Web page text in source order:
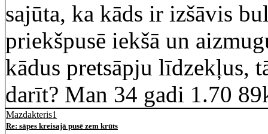
sajūta, ka kāds ir izšāvis
priekšpusē iekšā un
kādus pretsāpju līdzekļus,
darīt? Man 34 gadi 1.70
Mazdakteris1
Re: sāpes kreisajā pusē zem krūts